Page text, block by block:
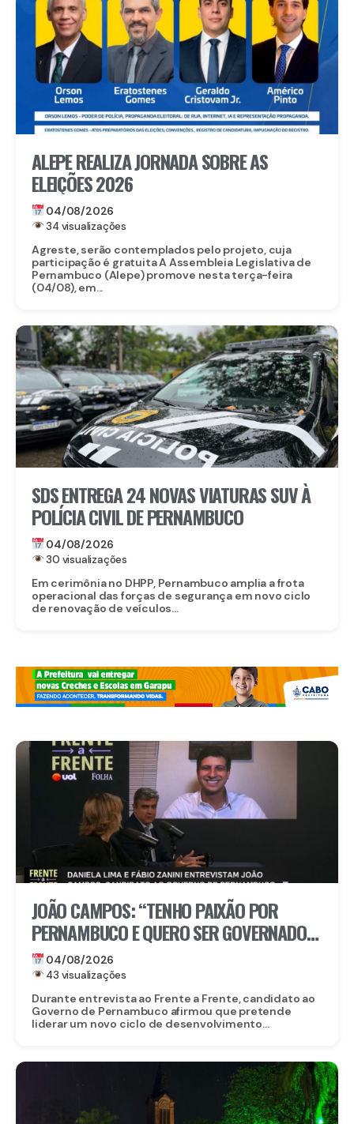
ALEPE REALIZA JORNADA SOBRE AS
ELEIÇÕES 2026
04/08/2026
34 visualizações
Agreste, serão contemplados pelo projeto, cuja
participação é gratuita A Assembleia Legislativa de
Pernambuco (Alepe) promove nesta terça-feira
(04/08), em...
SDS ENTREGA 24 NOVAS VIATURAS SUV À
POLÍCIA CIVIL DE PERNAMBUCO
04/08/2026
30 visualizações
Em cerimônia no DHPP, Pernambuco amplia a frota
operacional das forças de segurança em novo ciclo
de renovação de veículos...
JOÃO CAMPOS: “TENHO PAIXÃO POR
PERNAMBUCO E QUERO SER GOVERNADOR
PARA CUIDAR DE VERDADE PELO POVO”
04/08/2026
43 visualizações
Durante entrevista ao Frente a Frente, candidato ao
Governo de Pernambuco afirmou que pretende
liderar um novo ciclo de desenvolvimento...